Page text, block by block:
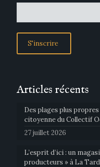
Articles récents
Des plages plus
citoyenne du Collectif
27 juillet 2026
L’esprit d’ici : un
producteurs » à La